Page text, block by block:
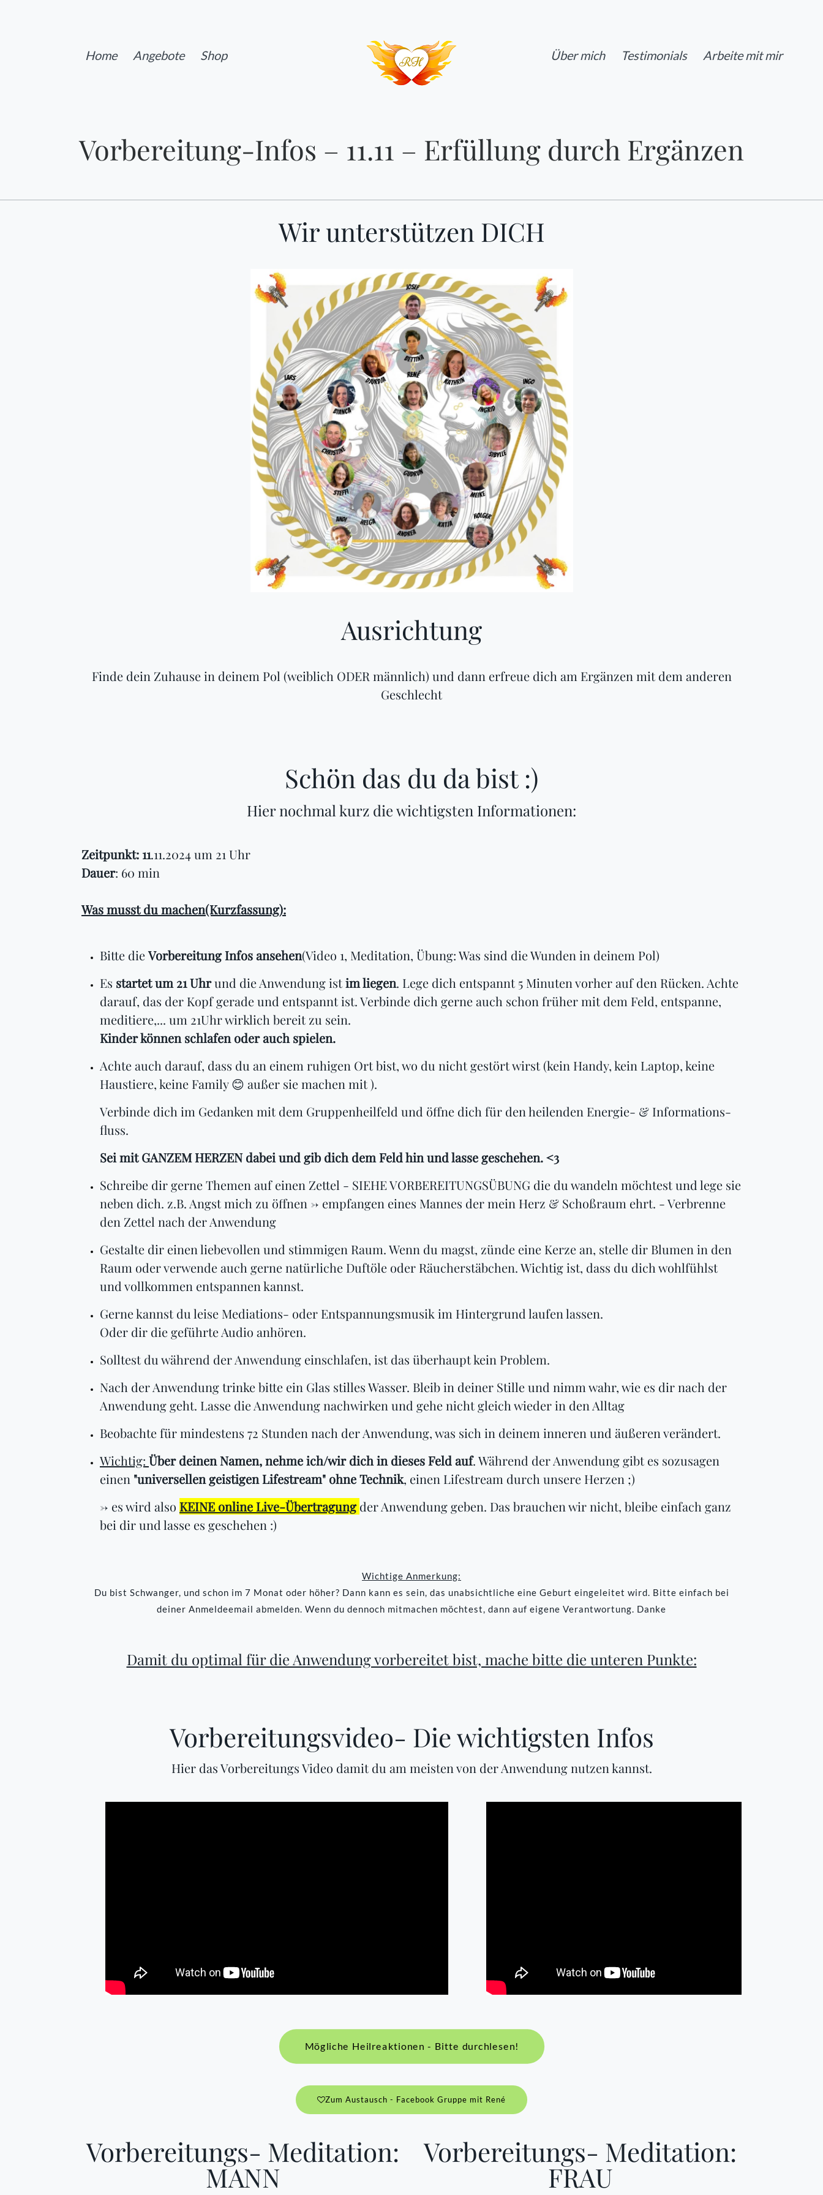
Home Angebote Shop Über mich Testimonials Arbeite mit mir
Vorbereitung-Infos – 11.11 – Erfüllung durch Ergänzen
Wir unterstützen DICH
Ausrichtung
Finde dein Zuhause in deinem Pol (weiblich ODER männlich) und dann erfreue dich am Ergänzen mit dem anderen
Geschlecht
Schön das du da bist :)
Hier nochmal kurz die wichtigsten Informationen:
Zeitpunkt: 11.11.2024 um 21 Uhr
Dauer: 60 min
Was musst du machen(Kurzfassung):
Bitte dieVorbereitung Infos ansehen(Video 1, Meditation, Übung: Was sind die Wunden in deinem Pol)
Es startet um 21 Uhrund die Anwendung istim liegen. Lege dich entspannt 5 Minuten vorher auf den Rücken. Achte
darauf, das der Kopf gerade und entspannt ist. Verbinde dich gerne auch schon früher mit dem Feld, entspanne,
meditiere,... um 21Uhr wirklich bereit zu sein.
Kinder können schlafen oder auch spielen.
Achte auch darauf, dass du an einem ruhigen Ort bist, wo du nicht gestört wirst (kein Handy, kein Laptop, keine
Haustiere, keine Family 😊 außer sie machen mit ).
Verbinde dich im Gedanken mit dem Gruppenheilfeld und öffne dich für den heilenden Energie- & Informations-
fluss.
Sei mit GANZEM HERZEN dabei und gib dich dem Feld hin und lasse geschehen. <3
Schreibe dir gerne Themen auf einen Zettel - SIEHE VORBEREITUNGSÜBUNG die du wandeln möchtest und lege sie
neben dich. z.B. Angst mich zu öffnen -> empfangen eines Mannes der mein Herz & Schoßraum ehrt. - Verbrenne
den Zettel nach der Anwendung
Gestalte dir einen liebevollen und stimmigen Raum. Wenn du magst, zünde eine Kerze an, stelle dir Blumen in den
Raum oder verwende auch gerne natürliche Duftöle oder Räucherstäbchen. Wichtig ist, dass du dich wohlfühlst
und vollkommen entspannen kannst.
Gerne kannst du leise Mediations- oder Entspannungsmusik im Hintergrund laufen lassen.
Oder dir die geführte Audio anhören.
Solltest du während der Anwendung einschlafen, ist das überhaupt kein Problem.
Nach der Anwendung trinke bitte ein Glas stilles Wasser. Bleib in deiner Stille und nimm wahr, wie es dir nach der
Anwendung geht. Lasse die Anwendung nachwirken und gehe nicht gleich wieder in den Alltag
Beobachte für mindestens 72 Stunden nach der Anwendung, was sich in deinem inneren und äußeren verändert.
Wichtig: Über deinen Namen, nehme ich/wir dich in dieses Feld auf. Während der Anwendung gibt es sozusagen
einen "universellen geistigen Lifestream" ohne Technik, einen Lifestream durch unsere Herzen ;)
-> es wird also KEINE online Live-Übertragung der Anwendung geben. Das brauchen wir nicht, bleibe einfach ganz
bei dir und lasse es geschehen :)
Wichtige Anmerkung:
Du bist Schwanger, und schon im 7 Monat oder höher? Dann kann es sein, das unabsichtliche eine Geburt eingeleitet wird. Bitte einfach bei
deiner Anmeldeemail abmelden. Wenn du dennoch mitmachen möchtest, dann auf eigene Verantwortung. Danke
Damit du optimal für die Anwendung vorbereitet bist, mache bitte die unteren Punkte:
Vorbereitungsvideo- Die wichtigsten Infos
Hier das Vorbereitungs Video damit du am meisten von der Anwendung nutzen kannst.
Mögliche Heilreaktionen - Bitte durchlesen!
Zum Austausch - Facebook Gruppe mit René
Vorbereitungs- Meditation:
MANN
Vorbereitungs- Meditation:
FRAU